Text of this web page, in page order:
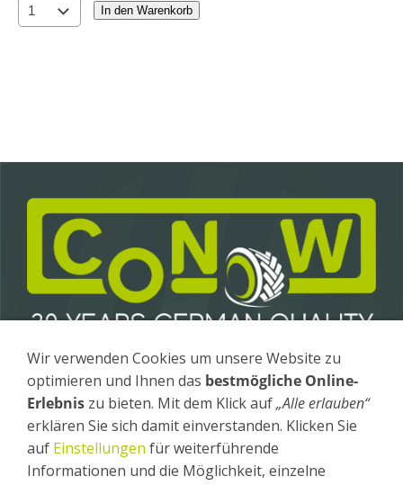
In den Warenkorb
Conow Anhängerbau GmbH & Co. KG
Gewerbegebiet 4 / OT Fürstenhagen
17258 Feldberger Seenlandschaft
Tel.: +49 (0) 39831 - 26 20
Fax : +49 (0) 39831 - 26 240
Wir verwenden Cookies um unsere Website zu
optimieren und Ihnen das bestmögliche Online-
Erlebnis zu bieten. Mit dem Klick auf„Alle erlauben“
erklären Sie sich damit einverstanden. Klicken Sie
auf Einstellungen für weiterführende
Informationen und die Möglichkeit, einzelne